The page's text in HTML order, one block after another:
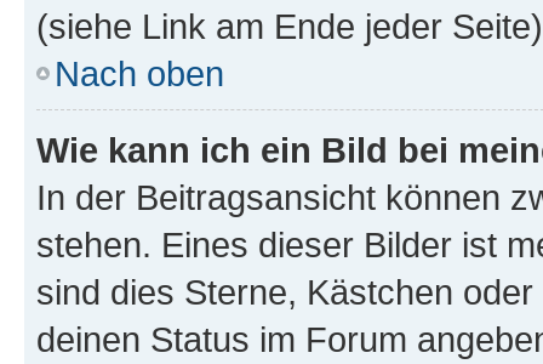
(siehe Link am Ende jeder
Nach oben
Wie kann ich ein Bild bei
In der Beitragsansicht können
stehen. Eines dieser Bilder ist
sind dies Sterne, Kästchen
deinen Status im Forum